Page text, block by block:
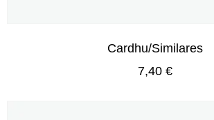
Cardhu/Similares
7,40 €